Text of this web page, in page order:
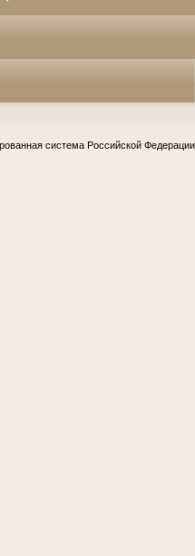
система Российской